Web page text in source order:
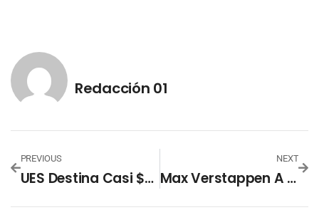
Redacción 01
PREVIOUS
UES Destina Casi $300,000 Para Carnetización Estudiantil: Busca Mejorar Seguridad En El Campus
NEXT
Max Verstappen A Un Paso De Hacer Historia En Las Vegas